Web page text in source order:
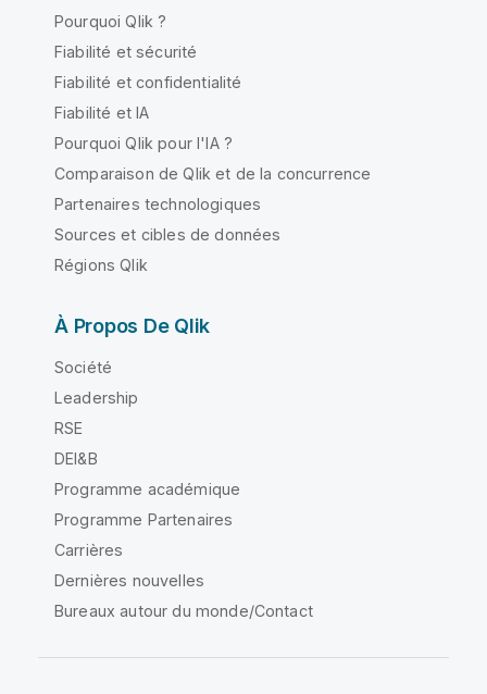
Pourquoi Qlik ?
Fiabilité et sécurité
Fiabilité et confidentialité
Fiabilité et IA
Pourquoi Qlik pour l'IA ?
Comparaison de Qlik et de la concurrence
Partenaires technologiques
Sources et cibles de données
Régions Qlik
À Propos De Qlik
Société
Leadership
RSE
DEI&B
Programme académique
Programme Partenaires
Carrières
Dernières nouvelles
Bureaux autour du monde/Contact